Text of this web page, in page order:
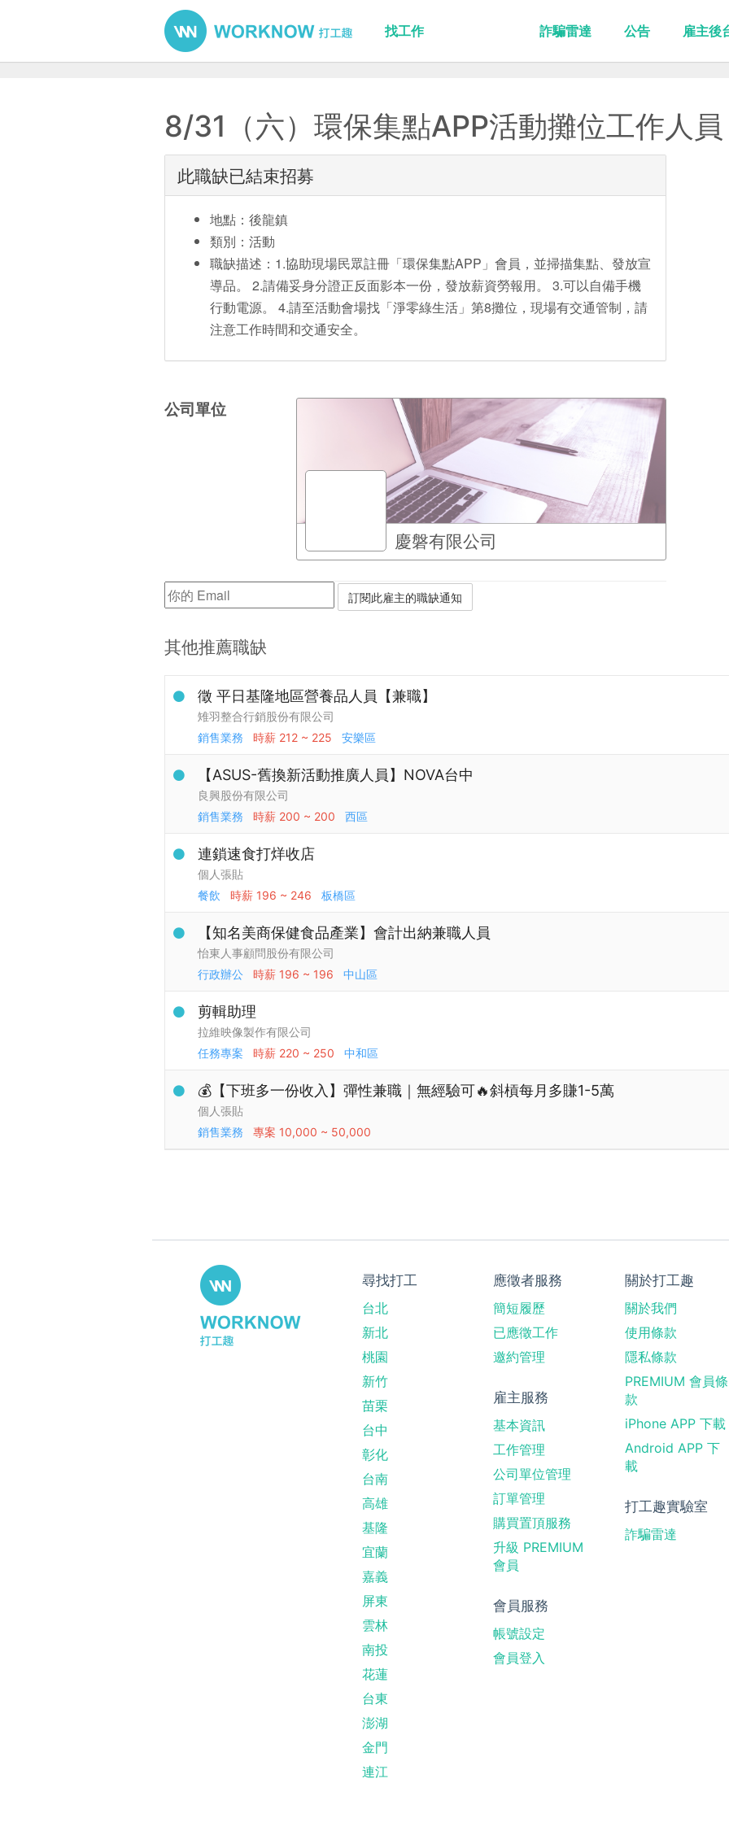
找工作 詐騙雷達 公告 雇主後
8/31（六）環保集點APP活動攤位工作人員
此職缺已結束招募
地點：後龍鎮
類別：活動
職缺描述：1.協助現場民眾註冊「環保集點APP」會員，並掃描集點、發放宣
導品。 2.請備妥身分證正反面影本一份，發放薪資勞報用。 3.可以自備手機
行動電源。 4.請至活動會場找「淨零綠生活」第8攤位，現場有交通管制，請
注意工作時間和交通安全。
公司單位
慶磐有限公司
其他推薦職缺
徵 平日基隆地區營養品人員【兼職】
雉羽整合行銷股份有限公司
銷售業務
時薪 212 ~ 225 安樂區
【ASUS-舊換新活動推廣人員】NOVA台中
良興股份有限公司
銷售業務
時薪 200 ~ 200 西區
連鎖速食打烊收店
個人張貼
餐飲
時薪 196 ~ 246 板橋區
【知名美商保健食品產業】會計出納兼職人員
怡東人事顧問股份有限公司
行政辦公
時薪 196 ~ 196 中山區
剪輯助理
拉維映像製作有限公司
任務專案
時薪 220 ~ 250 中和區
💰【下班多一份收入】彈性兼職｜無經驗可🔥斜槓每月多賺1-5萬
個人張貼
銷售業務
專案 10,000 ~ 50,000
尋找打工
台北
新北
桃園
新竹
苗栗
台中
彰化
台南
高雄
基隆
宜蘭
嘉義
屏東
雲林
南投
花蓮
台東
澎湖
金門
連江
應徵者服務
簡短履歷
已應徵工作
邀約管理
雇主服務
基本資訊
工作管理
公司單位管理
訂單管理
購買置頂服務
升級 PREMIUM
會員
會員服務
帳號設定
會員登入
關於打工趣
關於我們
使用條款
隱私條款
PREMIUM 會員條
款
iPhone APP 下載
Android APP 下
載
打工趣實驗室
詐騙雷達